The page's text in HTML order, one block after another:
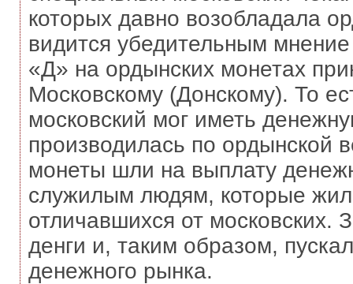
которых давно возобладала
видится убедительным
«Д» на ордынских монетах
Московскому (Донскому). То
московский мог иметь
производилась по ордынской
монеты шли на выплату
служилым людям, которые
отличавшихся от московских.
денги и, таким образом,
денежного рынка.